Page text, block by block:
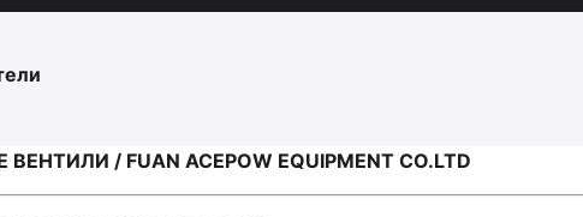
/ FUAN ACEPOW EQUIPMENT CO.LTD